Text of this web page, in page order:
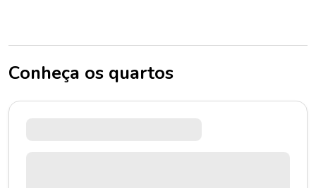
Conheça os quartos